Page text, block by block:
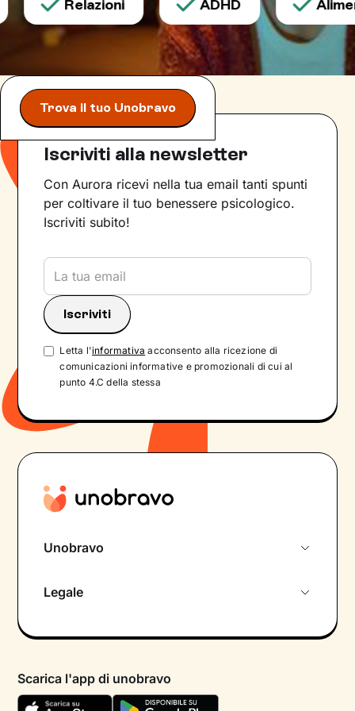
Relazioni ADHD
Trova il tuo Unobravo
Iscriviti alla newsletter
Con Aurora ricevi nella tua email tanti spunti
per coltivare il tuo benessere psicologico.
Iscriviti subito!
Letta l'informativa acconsento alla ricezione di
comunicazioni informative e promozionali di cui al
punto 4.C della stessa
Unobravo
Psicologo in chat
Aiuto urgente
Legale
Termini e condizioni
Scarica l'app di unobravo